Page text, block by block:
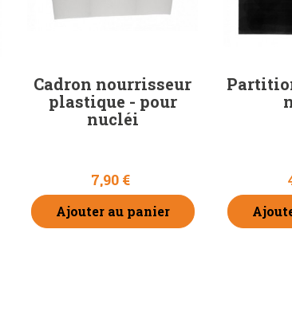
Cadron nourrisseur
plastique - pour
nucléi
7,90 €
Ajouter au panier